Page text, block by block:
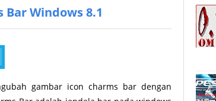
Windows 8.1
gambar icon charms bar dengan